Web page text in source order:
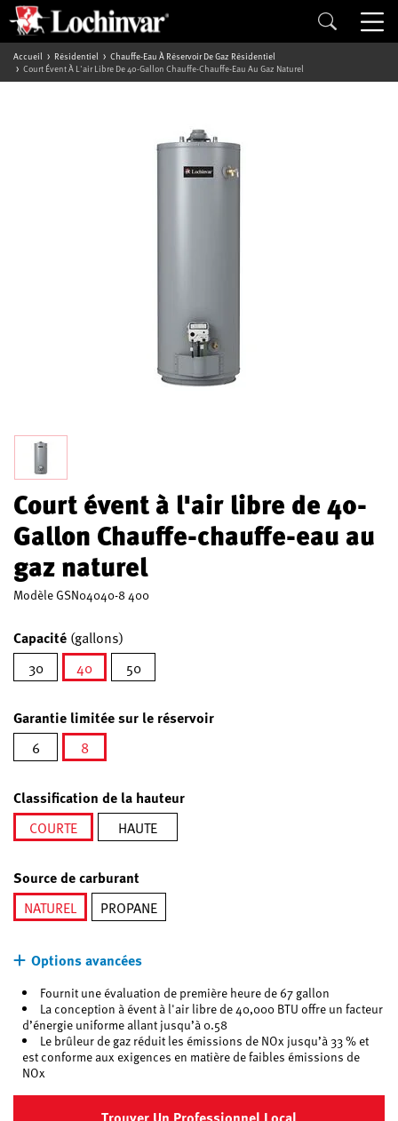
Accueil Résidentiel
Chauffe-Eau À Réservoir De Gaz Résidentiel
Court Évent À L'air Libre De 40-Gallon Chauffe-Chauffe-Eau Au Gaz Naturel
Court évent à l'air libre de 40-
Gallon Chauffe-chauffe-eau au
gaz naturel
Modèle GSN04040-8 400
Capacité (gallons)
30
40
50
Garantie limitée sur le réservoir
6
8
Classification de la hauteur
COURTE
HAUTE
Source de carburant
NATUREL
PROPANE
Options avancées
Fournit une évaluation de première heure de 67 gallon
La conception à évent à l'air libre de 40,000 BTU offre un facteur
d’énergie uniforme allant jusqu’à 0.58
Le brûleur de gaz réduit les émissions de NOx jusqu’à 33 % et
est conforme aux exigences en matière de faibles émissions de
NOx